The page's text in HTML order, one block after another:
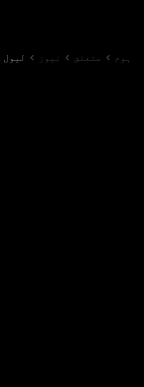
ہوم متعلق نیوز لیول 11 میں خوش آمدید — Olymptrade کی سالگرہ کی تقریب شروع ہو گئی ہے!